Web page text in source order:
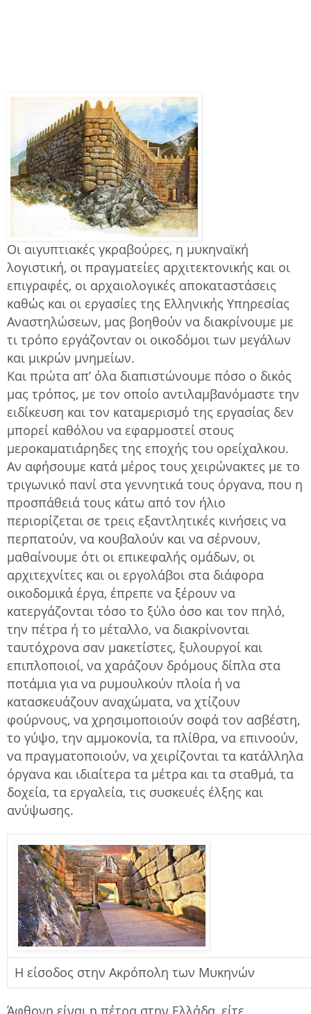
Οι αιγυπτιακές γκραβούρες, η μυκηναϊκή
λογιστική, οι πραγματείες αρχιτεκτονικής και οι
επιγραφές, οι αρχαιολογικές αποκαταστάσεις
καθώς και οι εργασίες της Ελληνικής Υπηρεσίας
Αναστηλώσεων, μας βοηθούν να διακρίνουμε με
τι τρόπο εργάζονταν οι οικοδόμοι των μεγάλων
και μικρών μνημείων.
Και πρώτα απ’ όλα διαπιστώνουμε πόσο ο δικός
μας τρόπος, με τον οποίο αντιλαμβανόμαστε την
ειδίκευση και τον καταμερισμό της εργασίας δεν
μπορεί καθόλου να εφαρμοστεί στους
μεροκαματιάρηδες της εποχής του ορείχαλκου.
Αν αφήσουμε κατά μέρος τους χειρώνακτες με το
τριγωνικό πανί στα γεννητικά τους όργανα, που η
προσπάθειά τους κάτω από τον ήλιο
περιορίζεται σε τρεις εξαντλητικές κινήσεις να
περπατούν, να κουβαλούν και να σέρνουν,
μαθαίνουμε ότι οι επικεφαλής ομάδων, οι
αρχιτεχνίτες και οι εργολάβοι στα διάφορα
οικοδομικά έργα, έπρεπε να ξέρουν να
κατεργάζονται τόσο το ξύλο όσο και τον πηλό,
την πέτρα ή το μέταλλο, να διακρίνονται
ταυτόχρονα σαν μακετίστες, ξυλουργοί και
επιπλοποιοί, να χαράζουν δρόμους δίπλα στα
ποτάμια για να ρυμουλκούν πλοία ή να
κατασκευάζουν αναχώματα, να χτίζουν
φούρνους, να χρησιμοποιούν σοφά τον ασβέστη,
το γύψο, την αμμοκονία, τα πλίθρα, να επινοούν,
να πραγματοποιούν, να χειρίζονται τα κατάλληλα
όργανα και ιδιαίτερα τα μέτρα και τα σταθμά, τα
δοχεία, τα εργαλεία, τις συσκευές έλξης και
ανύψωσης.
Η είσοδος στην Ακρόπολη των Μυκηνών
Άφθονη είναι η πέτρα στην Ελλάδα, είτε